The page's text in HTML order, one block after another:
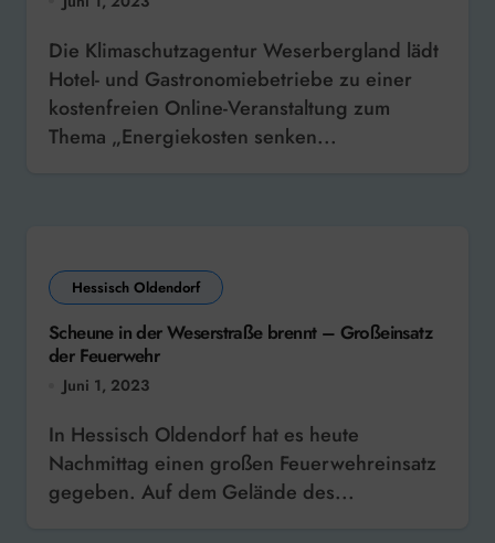
Die Klimaschutzagentur Weserbergland lädt
Hotel- und Gastronomiebetriebe zu einer
kostenfreien Online-Veranstaltung zum
Thema „Energiekosten senken...
Hessisch Oldendorf
Scheune in der Weserstraße brennt – Großeinsatz
der Feuerwehr
Juni 1, 2023
In Hessisch Oldendorf hat es heute
Nachmittag einen großen Feuerwehreinsatz
gegeben. Auf dem Gelände des...